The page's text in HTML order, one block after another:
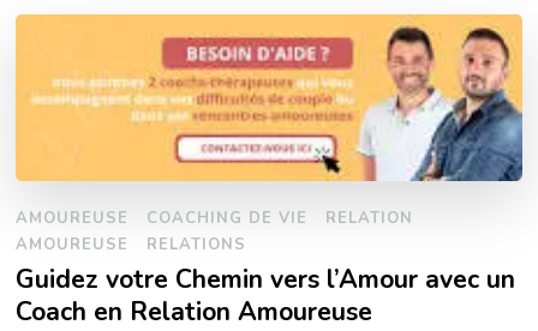
AMOUREUSE COACHING DE VIE
RELATION
AMOUREUSE
RELATIONS
Guidez votre Chemin vers l’Amour avec un
Coach en Relation Amoureuse